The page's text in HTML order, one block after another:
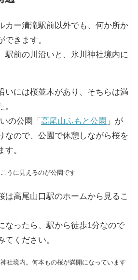
カー清滝駅前以外でも、何か所か
できます。
駅前の川沿いと、氷川神社境内に
いには桜並木があり、そちらは満
の公園「 高尾山ふもと公園 」が
なので、公園で休憩しながら桜を
。
うに見えるのが公園です
は高尾山口駅のホームから見るこ
なったら、駅から徒歩1分なので
てください。
社境内。何本もの桜が満開になっています